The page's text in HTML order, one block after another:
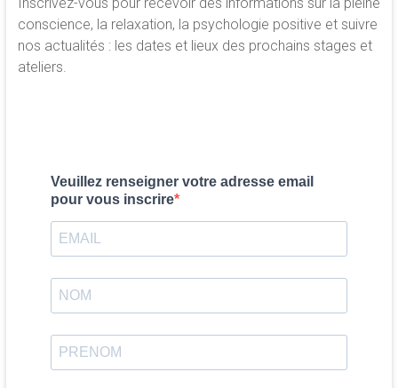
psychologie
des
conscience, la relaxation, la psychologie positive et suivre
nos actualités : les dates et lieux des prochains stages et
ateliers.
Veuillez renseigner votre adresse email
pour vous inscrire